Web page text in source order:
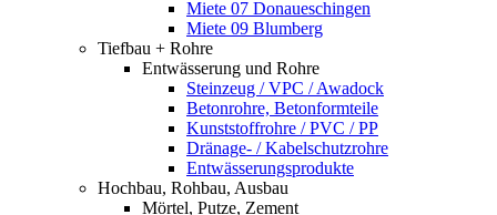
Miete 07 Donaueschingen
Miete 09 Blumberg
Tiefbau + Rohre
Entwässerung und Rohre
Steinzeug / VPC / Awadock
Betonrohre, Betonformteile
Kunststoffrohre / PVC / PP
Dränage- / Kabelschutzrohre
Entwässerungsprodukte
Hochbau, Rohbau, Ausbau
Mörtel, Putze, Zement